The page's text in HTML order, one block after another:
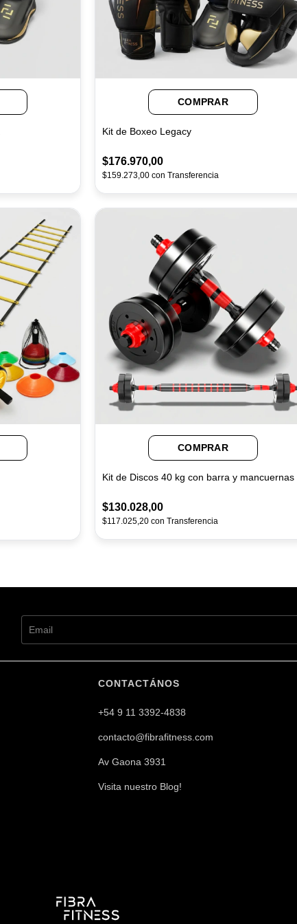
COMPRAR
Kit de Boxeo Legacy
$176.970,00
$159.273,00 con Transferencia
COMPRAR
Kit de Discos 40 kg con barra y mancuernas
$130.028,00
$117.025,20 con Transferencia
CONTACTÁNOS
+54 9 11 3392-4838
contacto@fibrafitness.com
Av Gaona 3931
Visita nuestro Blog!